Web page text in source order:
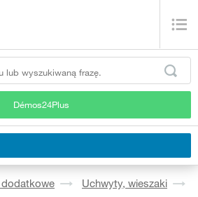
Démos24Plus
dodatkowe Uchwyty, wieszaki